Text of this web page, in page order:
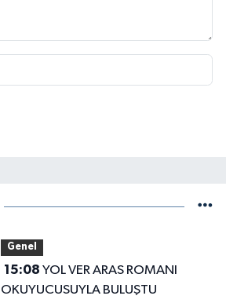
Genel
15:08
OKUYUCUSUYLA BULUŞTU